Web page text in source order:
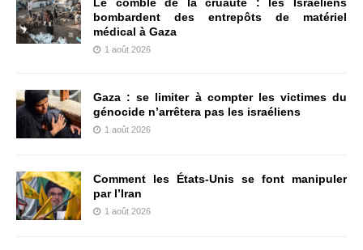
bombardent des entrepôts de matériel
médical à Gaza
1 août 2026
Gaza : se limiter à compter les victimes du
génocide n’arrêtera pas les israéliens
1 août 2026
Comment les États-Unis se font manipuler
par l’Iran
1 août 2026